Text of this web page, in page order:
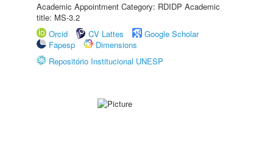
Academic Appointment Category: RDIDP Academic
title: MS-3.2
Orcid
CV Lattes
Google Scholar
Fapesp
Dimensions
Repositório Institucional UNESP